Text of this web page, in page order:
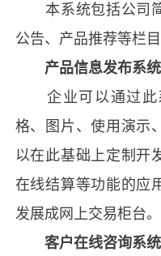
本系统包括公司简
公告、产品推荐等栏目
产品信息发布系统
企业可以通过此
格、图片、使用演示
以在此基础上定制开
在线结算等功能的应
发展成网上交易柜台。
客户在线咨询系统